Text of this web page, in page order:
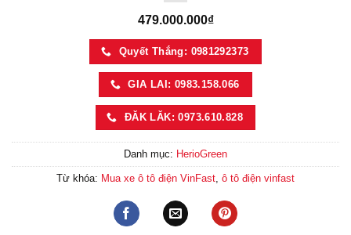
479.000.000₫
Quyết Thắng: 0981292373
GIA LAI: 0983.158.066
ĐĂK LĂK: 0973.610.828
Danh mục: HerioGreen
Từ khóa: Mua xe ô tô điện VinFast, ô tô điện vinfast